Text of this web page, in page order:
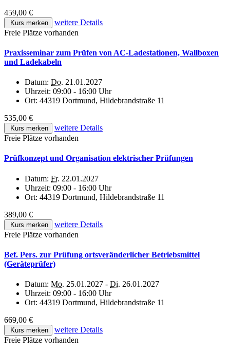
459,00 €
Kurs merken
weitere Details
Freie Plätze vorhanden
Praxisseminar zum Prüfen von AC-Ladestationen, Wallboxen
und Ladekabeln
Datum: Do. 21.01.2027
Uhrzeit: 09:00 - 16:00 Uhr
Ort: 44319 Dortmund, Hildebrandstraße 11
535,00 €
Kurs merken
weitere Details
Freie Plätze vorhanden
Prüfkonzept und Organisation elektrischer Prüfungen
Datum: Fr. 22.01.2027
Uhrzeit: 09:00 - 16:00 Uhr
Ort: 44319 Dortmund, Hildebrandstraße 11
389,00 €
Kurs merken
weitere Details
Freie Plätze vorhanden
Bef. Pers. zur Prüfung ortsveränderlicher Betriebsmittel
(Geräteprüfer)
Datum: Mo. 25.01.2027 - Di. 26.01.2027
Uhrzeit: 09:00 - 16:00 Uhr
Ort: 44319 Dortmund, Hildebrandstraße 11
669,00 €
Kurs merken
weitere Details
Freie Plätze vorhanden